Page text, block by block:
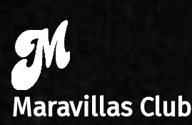
Maravillas Club